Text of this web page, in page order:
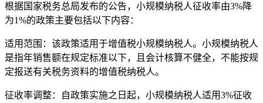
根据国家税务总局发布的公告，小规模纳税人征收率由3%降
为1%的政策主要包括以下内容：
适用范围：该政策适用于增值税小规模纳税人。小规模纳税人
是指年销售额在规定标准以下，且会计核算不健全，不能按规
定报送有关税务资料的增值税纳税人。
征收率调整：自政策实施之日起，小规模纳税人适用3%征收